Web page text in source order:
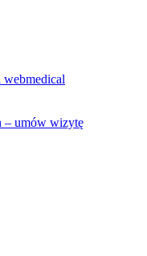
– umów wizytę